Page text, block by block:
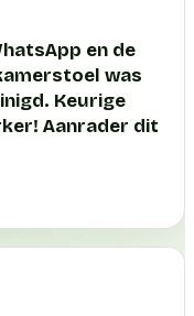
en de
was
Keurige
Aanrader dit